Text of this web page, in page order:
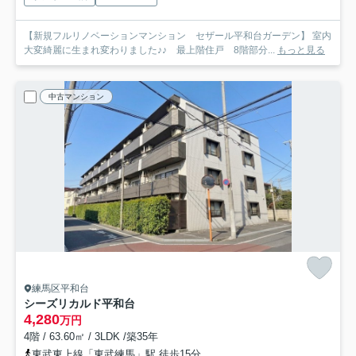
【新規フルリノベーションマンション セザール平和台ガーデン】 室内
大変綺麗に生まれ変わりました♪♪ 最上階住戸 8階部分... もっと見る
中古マンション
練馬区平和台
シーズリカルド平和台
4,280万円
4階 / 63.60㎡ / 3LDK /築35年